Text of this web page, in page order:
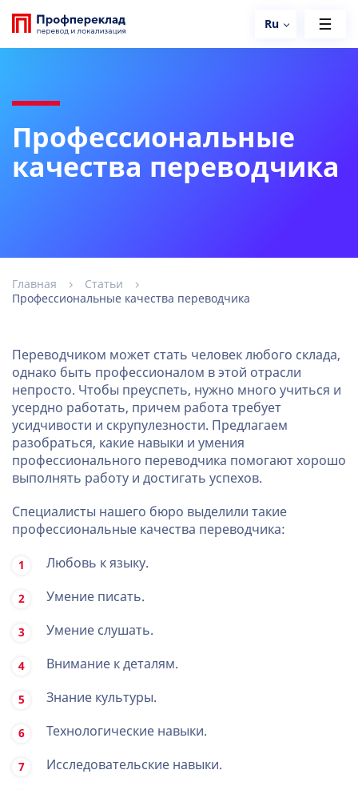
Ru
Профессиональные
качества переводчика
Главная
Статьи
Профессиональные качества переводчика
Переводчиком может стать человек любого склада,
однако быть профессионалом в этой отрасли
непросто. Чтобы преуспеть, нужно много учиться и
усердно работать, причем работа требует
усидчивости и скрупулезности. Предлагаем
разобраться, какие навыки и умения
профессионального переводчика помогают хорошо
выполнять работу и достигать успехов.
Специалисты нашего бюро выделили такие
профессиональные качества переводчика:
Любовь к языку.
Умение писать.
Умение слушать.
Внимание к деталям.
Знание культуры.
Технологические навыки.
Исследовательские навыки.